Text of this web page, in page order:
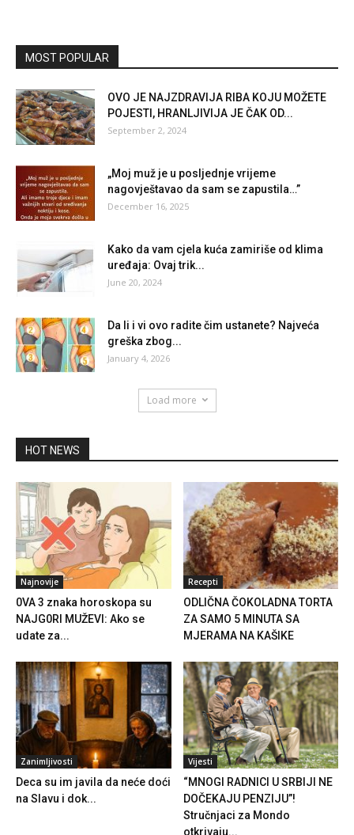
MOST POPULAR
OVO JE NAJZDRAVIJA RIBA KOJU MOŽETE
POJESTI, HRANLJIVIJA JE ČAK OD...
September 2, 2024
„Moj muž je u posljednje vrijeme
nagovještavao da sam se zapustila…”
December 16, 2025
Kako da vam cjela kuća zamiriše od klima
uređaja: Ovaj trik...
June 20, 2024
Da li i vi ovo radite čim ustanete? Najveća
greška zbog...
January 4, 2026
Load more
HOT NEWS
Najnovije
0VA 3 znaka horoskopa su
NAJG0Rl MUŽEVl: Ako se
udate za...
Recepti
ODLIČNA ČOKOLADNA TORTA
ZA SAMO 5 MINUTA SA
MJERAMA NA KAŠIKE
Zanimljivosti
Deca su im javila da neće doći
na Slavu i dok...
Vijesti
“MNOGI RADNICI U SRBIJI NE
DOČEKAJU PENZIJU”!
Stručnjaci za Mondo
otkrivaju...